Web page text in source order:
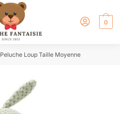
0
Peluche Loup Taille Moyenne